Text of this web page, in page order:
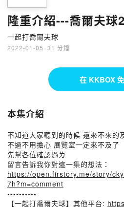
隆重介紹---喬爾夫球
一起打喬爾夫球
2022-01-05 · 31 分鐘
在 KKBOX
本集介紹
不知道大家聽到的時候 還來不來的
不過不用擔心 展覽室一定來不及了
先幫各位確認過ㄌ
留言告訴我你對這一集的想法：
https://open.firstory.me/story/
7h?m=comment
----------
【一起打喬爾夫球】其他平台: